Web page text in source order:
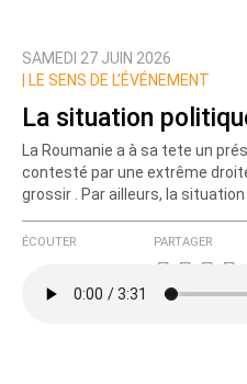
Nom
Courriel (non publié)
Ajoutez votre
SAMEDI 27 JUIN 2026
LE SENS DE L’ÉVÉNEMENT
La situation
La Roumanie a à sa tete un
contesté par une extrême
grossir . Par ailleurs, la
ÉCOUTER PARTAGER